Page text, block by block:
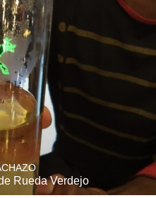
Rueda Verdejo